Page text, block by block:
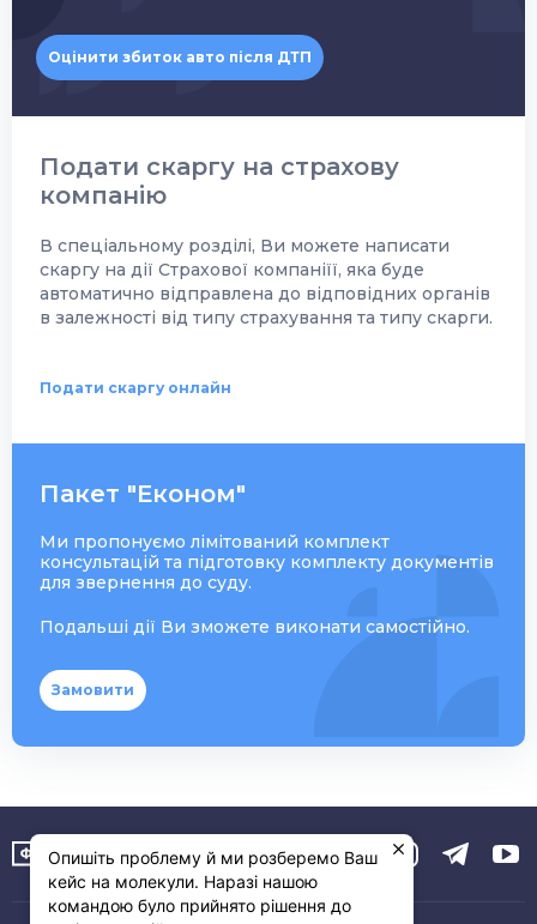
Оцінити збиток авто після ДТП
Подати скаргу на страхову
компанію
В спеціальному розділі, Ви можете написати
скаргу на дії Страхової компаніїї, яка буде
автоматично відправлена до відповідних органів
в залежності від типу страхування та типу скарги.
Подати скаргу онлайн
Пакет "Економ"
Ми пропонуємо лімітований комплект
консультацій та підготовку комплекту документів
для звернення до суду.
Подальші дії Ви зможете виконати самостійно.
Замовити
Опишіть проблему й ми розберемо Ваш
кейс на молекули. Наразі нашою
командою було прийнято рішення до